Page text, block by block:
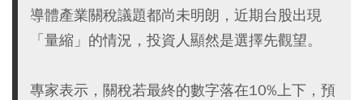
導體產業關稅議題都尚未明朗，近期台股出現
「量縮」的情況，投資人顯然是選擇先觀望。
專家表示，關稅若最終的數字落在10%上下，預